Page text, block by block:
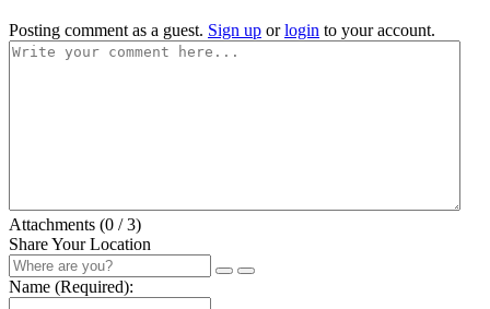
Posting comment as a guest. Sign up orlogin to your account.
Attachments (0 / 3)
Share Your Location
Name (Required):